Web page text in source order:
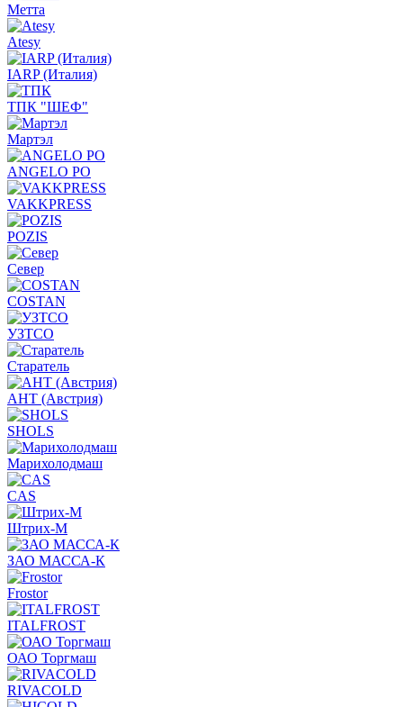
Метта
Atesy
IARP (Италия)
ТПК "ШЕФ"
Мартэл
ANGELO PO
VAKKPRESS
POZIS
Север
COSTAN
УЗТСО
Старатель
АНТ (Австрия)
SHOLS
Марихолодмаш
CAS
Штрих-М
ЗАО МАССА-К
Frostor
ITALFROST
ОАО Торгмаш
RIVACOLD